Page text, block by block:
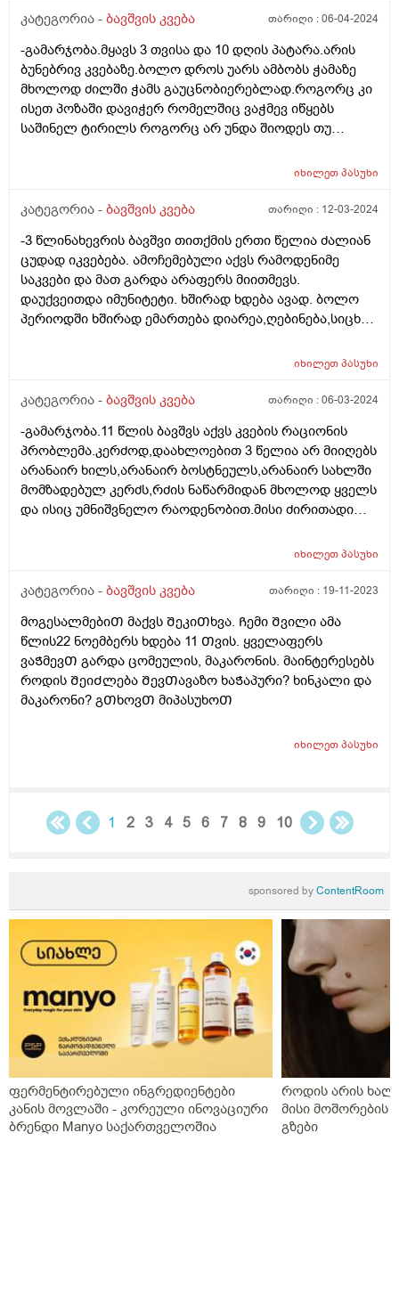
კატეგორია - ბავშვის კვება თარიღი :06-04-2024
-გამარჯობა.მყავს 3 თვისა და 10 დღის პატარა.არის
ბუნებრივ კვებაზე.ბოლო დროს უარს ამბობს ჭამაზე
მხოლოდ ძილში ჭამს გაუცნობიერებლად.როგორც კი
ისეთ პოზაში დავიჭერ რომელშიც ვაჭმევ იწყებს
საშინელ ტირილს როგორც არ უნდა შიოდეს თუ
პედიატრთან,მაგრამ ვერ მითხრა რა სჭირდა იმიტომ
და არც სხვა რამ.მერე მე მოვიძიე და ვნახე Behavioral
ემთხვევა.
იხილეთპასუხი
კატეგორია - ბავშვის კვება თარიღი : 12-03-2024
-3 წლინახევრის ბავშვი თითქმის ერთი წელია ძალიან
ცუდად იკვებება. ამოჩემებული აქვს რამოდენიმე
საკვები და მათ გარდა არაფერს მიითმევს.
დაუქვეითდა იმუნიტეტი. ხშირად ხდება ავად. ბოლო
პერიოდში ხშირად ემართება დიარეა,ღებინება,სიცხე.
დასუსტებულია. გავუკეთე პარაზიტებზე კვლევა,არ
საქმე?
იხილეთპასუხი
კატეგორია - ბავშვის კვება თარიღი :06-03-2024
-გამარჯობა.11 წლის ბავშვს აქვს კვების რაციონის
პრობლემა.კერძოდ,დაახლოებით 3 წელია არ მიიღებს
არანაირ ხილს,არანაირ ბოსტნეულს,არანაირ სახლში
მომზადებულ კერძს,რძის ნაწარმიდან მხოლოდ ყველს
და ისიც უმნიშვნელო რაოდენობით.მისი ძირითადი
წელია,ფაქტიურად ჯანსაღს აღარაფერს
და წინააღმდეგობას აზრი არ აქვს.თვითონაც
განიცდის რომ ვუხსნი რა საფრთხისშემცველია
მსგავსი კვება,მაგრამ არ შეუძლია ჭამოს სხვა
რამ.მირჩიეთ როგორ მოვიქცე.კვების ფსიქოლოგი ამ
კუთხით თუ მუშაობს რომ ჩავრთო?
იხილეთპასუხი
კატეგორია - ბავშვის კვება თარიღი : 19-11-2023
მოგესალმებიᲗ მაქვს ᲨეკიᲗხვა. Ჩემი Შვილი ამა
წლის22 ნოემბერს ხდება 11 Თვის. ყველაფერს
ვაᲭმევᲗ გარდა ცომეულის, მაკარონის. მაინტერესებს
როდის ᲨეიᲫლება ᲨევᲗავაზო ხაᲭაპური? ხინკალი და
მაკარონი? გᲗხოვᲗ მიპასუხოᲗ
იხილეთპასუხი
1 2 3 4 5 6 7 8 9 10
sponsored byContentRoom
ფერმენტირებული ინგრედიენტები
კანის მოვლაში - კორეული ინოვაციური
ბრენდი Manyo საქართველოშია
როდის არის
მისი მოშორების
გზები